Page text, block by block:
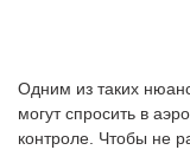
Одним из таких
могут спросить в
контроле. Чтобы не